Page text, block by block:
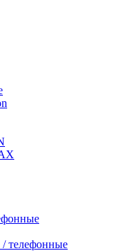
телефонные